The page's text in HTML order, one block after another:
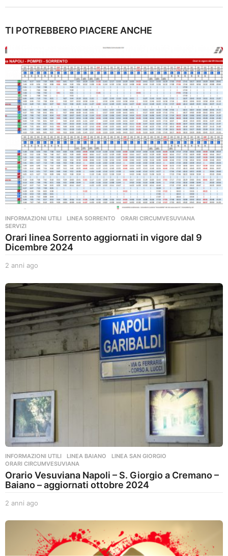
TI POTREBBERO PIACERE ANCHE
INFORMAZIONI UTILI ,LINEA SORRENTO ,ORARI CIRCUMVESUVIANA
SERVIZI
Orari linea Sorrento aggiornati in vigore dal 9
Dicembre 2024
2 anni ago
n
n
i
a
g
o
INFORMAZIONI UTILI ,LINEA BAIANO ,LINEA SAN GIORGIO
ORARI CIRCUMVESUVIANA
Orario Vesuviana Napoli – S. Giorgio a Cremano –
Baiano – aggiornati ottobre 2024
2 anni ago
n
n
i
a